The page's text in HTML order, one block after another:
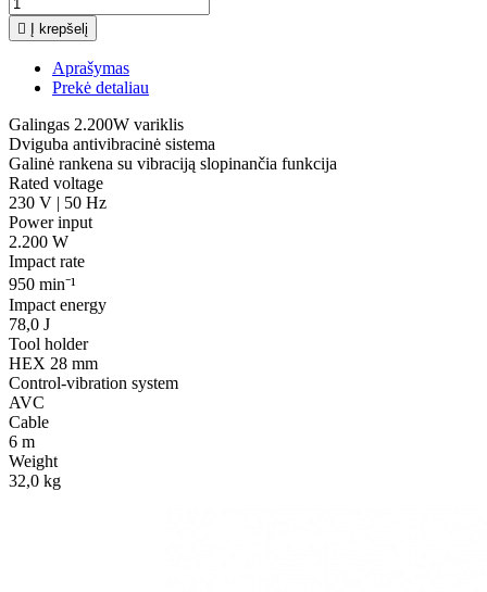
 Į krepšelį
Aprašymas
Prekė detaliau
Galingas 2.200W variklis
Dviguba antivibracinė sistema
Galinė rankena su vibraciją slopinančia funkcija
Rated voltage
230 V | 50 Hz
Power input
2.200 W
Impact rate
950 min⁻¹
Impact energy
78,0 J
Tool holder
HEX 28 mm
Control-vibration system
AVC
Cable
6 m
Weight
32,0 kg